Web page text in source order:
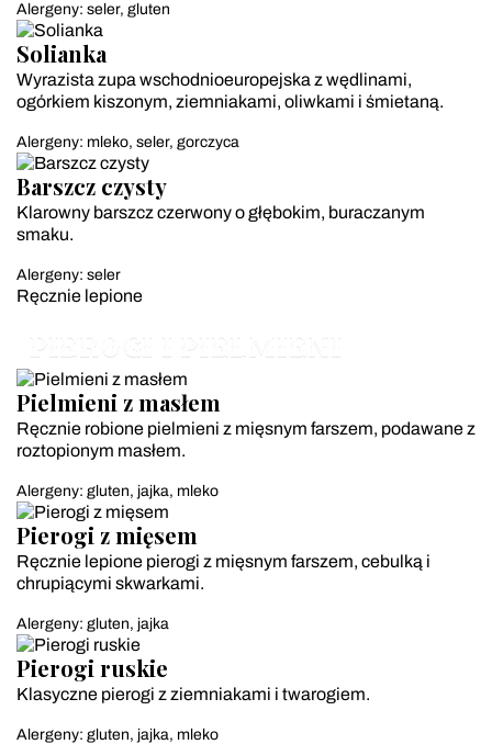
Alergeny: seler, gluten
Solianka
Wyrazista zupa wschodnioeuropejska z wędlinami,
ogórkiem kiszonym, ziemniakami, oliwkami i śmietaną.
Alergeny: mleko, seler, gorczyca
Barszcz czysty
Klarowny barszcz czerwony o głębokim, buraczanym
smaku.
Alergeny: seler
Ręcznie lepione
PIEROGI I PIELMIENI
Pielmieni z masłem
Ręcznie robione pielmieni z mięsnym farszem, podawane z
roztopionym masłem.
Alergeny: gluten, jajka, mleko
Pierogi z mięsem
Ręcznie lepione pierogi z mięsnym farszem, cebulką i
chrupiącymi skwarkami.
Alergeny: gluten, jajka
Pierogi ruskie
Klasyczne pierogi z ziemniakami i twarogiem.
Alergeny: gluten, jajka, mleko